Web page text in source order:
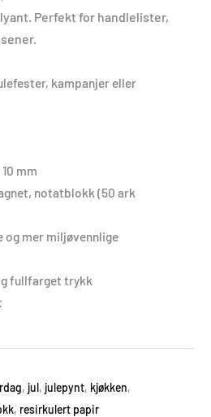
Perfekt for handlelister,
kampanjer eller
mm
notatblokk (50 ark
og mer miljøvennlige
fullfarget trykk
, jul, julepynt, kjøkken,
, resirkulert papir